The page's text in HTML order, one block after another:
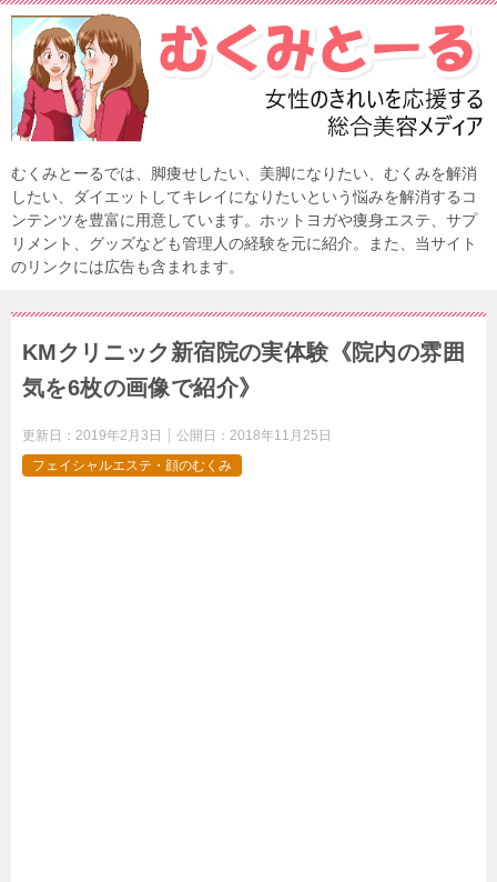
むくみとーるでは、脚痩せしたい、美脚になりたい、むくみを解消
したい、ダイエットしてキレイになりたいという悩みを解消するコ
ンテンツを豊富に用意しています。ホットヨガや痩身エステ、サプ
リメント、グッズなども管理人の経験を元に紹介。また、当サイト
のリンクには広告も含まれます。
KMクリニック新宿院の実体験《院内の雰囲
気を6枚の画像で紹介》
更新日： 2019年2月3日 公開日： 2018年11月25日
フェイシャルエステ・顔のむくみ